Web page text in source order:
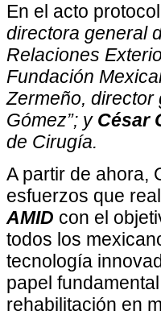
En el acto
directora general
Relaciones
Fundación
Zermeño, director
Gómez”; y César
de Cirugía.
A partir de ahora,
esfuerzos que
AMID con el
todos los
tecnología
papel
rehabilitación en